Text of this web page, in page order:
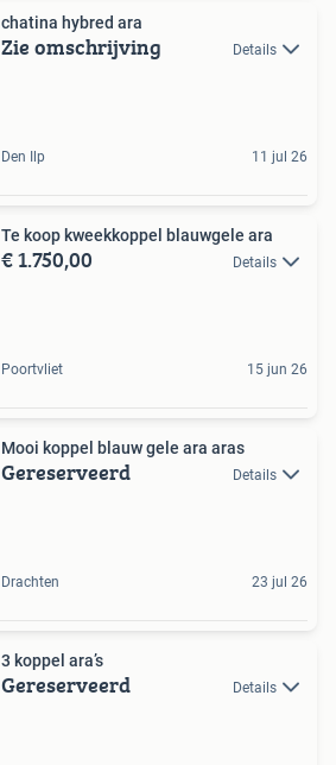
chatina hybred ara
Zie omschrijving Details
Den Ilp 11 jul 26
Te koop kweekkoppel blauwgele ara
€ 1.750,00 Details
Poortvliet 15 jun 26
Mooi koppel blauw gele ara aras
Gereserveerd Details
Drachten 23 jul 26
3 koppel ara’s
Gereserveerd Details